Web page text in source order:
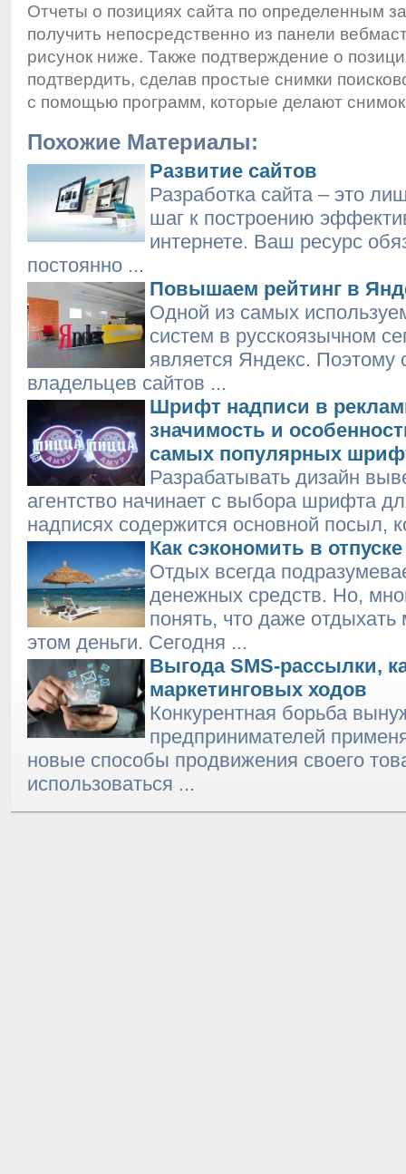
Отчеты о позициях сайта по определенным
получить непосредственно из панели
рисунок ниже. Также подтверждение о
подтвердить, сделав простые снимки
с помощью программ, которые делают снимок
Похожие Материалы:
Развитие сайтов
Разработка сайта – это
шаг к построению
интернете. Ваш ресурс
постоянно ...
Повышаем рейтинг в
Одной из самых
систем в русскоязычном
является Яндекс. Поэтому
владельцев сайтов ...
Шрифт надписи в
значимость и
самых популярных
Разрабатывать дизайн
агентство начинает с выбора шрифта
надписях содержится основной посыл,
Как сэкономить в отпуске
Отдых всегда
денежных средств. Но,
понять, что даже
этом деньги. Сегодня ...
Выгода SMS-рассылки,
маркетинговых ходов
Конкурентная борьба
предпринимателей
новые способы продвижения своего
использоваться ...